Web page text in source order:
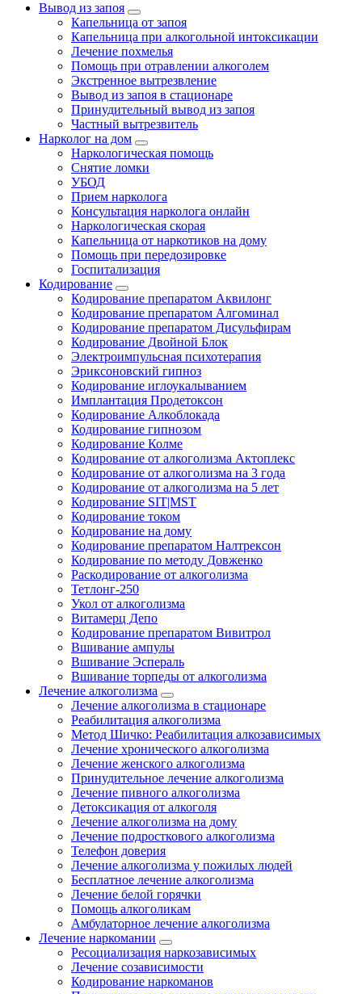
Вывод из запоя
Капельница от запоя
Капельница при алкогольной интоксикации
Лечение похмелья
Помощь при отравлении алкоголем
Экстренное вытрезвление
Вывод из запоя в стационаре
Принудительный вывод из запоя
Частный вытрезвитель
Нарколог на дом
Наркологическая помощь
Снятие ломки
УБОД
Прием нарколога
Консультация нарколога онлайн
Наркологическая скорая
Капельница от наркотиков на дому
Помощь при передозировке
Госпитализация
Кодирование
Кодирование препаратом Аквилонг
Кодирование препаратом Алгоминал
Кодирование препаратом Дисульфирам
Кодирование Двойной Блок
Электроимпульсная психотерапия
Эриксоновский гипноз
Кодирование иглоукалыванием
Имплантация Продетоксон
Кодирование Алкоблокада
Кодирование гипнозом
Кодирование Колме
Кодирование от алкоголизма Актоплекс
Кодирование от алкоголизма на 3 года
Кодирование от алкоголизма на 5 лет
Кодирование SIT|MST
Кодирование током
Кодирование на дому
Кодирование препаратом Налтрексон
Кодирование по методу Довженко
Раскодирование от алкоголизма
Тетлонг-250
Укол от алкоголизма
Витамерц Депо
Кодирование препаратом Вивитрол
Вшивание ампулы
Вшивание Эспераль
Вшивание торпеды от алкоголизма
Лечение алкоголизма
Лечение алкоголизма в стационаре
Реабилитация алкоголизма
Метод Шичко: Реабилитация алкозависимых
Лечение хронического алкоголизма
Лечение женского алкоголизма
Принудительное лечение алкоголизма
Лечение пивного алкоголизма
Детоксикация от алкоголя
Лечение алкоголизма на дому
Лечение подросткового алкоголизма
Телефон доверия
Лечение алкоголизма у пожилых людей
Бесплатное лечение алкоголизма
Лечение белой горячки
Помощь алкоголикам
Амбулаторное лечение алкоголизма
Лечение наркомании
Ресоциализация наркозависимых
Лечение созависимости
Кодирование наркоманов